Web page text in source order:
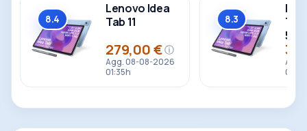
Totale
8.4
Lenovo Idea
Tab 11
Prezzo
279,00 €ⓘ
Agg. 08-08-2026
01:35h
Totale
8.3
Tab
5G
Agg.